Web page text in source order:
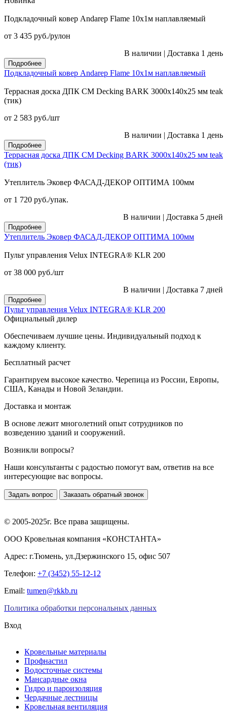
Подкладочный ковер Andarep Flame 10х1м наплавляемый
от 3 435 руб./рулон
В наличии | Доставка 1 день
Подробнее
Подкладочный ковер Andarep Flame 10х1м наплавляемый
Террасная доска ДПК CM Decking BARK 3000х140х25 мм teak
(тик)
от 2 583 руб./шт
В наличии | Доставка 1 день
Подробнее
Террасная доска ДПК CM Decking BARK 3000х140х25 мм teak
(тик)
Утеплитель Эковер ФАСАД-ДЕКОР ОПТИМА 100мм
от 1 720 руб./упак.
В наличии | Доставка 5 дней
Подробнее
Утеплитель Эковер ФАСАД-ДЕКОР ОПТИМА 100мм
Пульт управления Velux INTEGRA® KLR 200
от 38 000 руб./шт
В наличии | Доставка 7 дней
Подробнее
Пульт управления Velux INTEGRA® KLR 200
Официальный дилер
Обеспечиваем лучшие цены. Индивидуальный подход к
каждому клиенту.
Бесплатный расчет
Гарантируем высокое качество. Черепица из России, Европы,
США, Канады и Новой Зеландии.
Доставка и монтаж
В основе лежит многолетний опыт сотрудников по
возведению зданий и сооружений.
Возникли вопросы?
Наши консультанты с радостью помогут вам, ответив на все
интересующие вас вопросы.
Задать вопрос Заказать обратный звонок
© 2005-2025г. Все права защищены.
ООО Кровельная компания «КОНСТАНТА»
Адрес: г.Тюмень, ул.Дзержинского 15, офис 507
Телефон: +7 (3452) 55-12-12
Email: tumen@rkkb.ru
Политика обработки персональных данных
Вход
Кровельные материалы
Профнастил
Водосточные системы
Мансардные окна
Гидро и пароизоляция
Чердачные лестницы
Кровельная вентиляция